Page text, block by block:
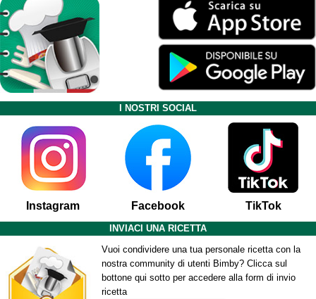
I NOSTRI SOCIAL
Instagram Facebook TikTok
INVIACI UNA RICETTA
Vuoi condividere una tua personale ricetta con la
nostra community di utenti Bimby? Clicca sul
bottone qui sotto per accedere alla form di invio
ricetta